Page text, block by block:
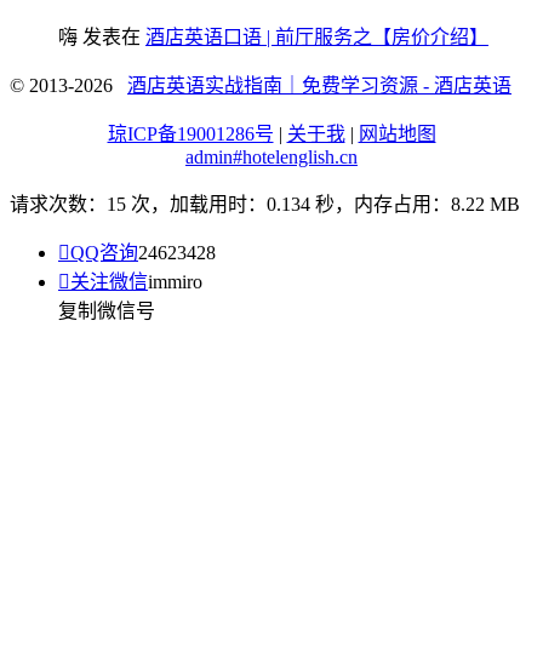
嗨 发表在 酒店英语口语 | 前厅服务之【房价介绍】
© 2013-2026 酒店英语实战指南｜免费学习资源 - 酒店英语
琼ICP备19001286号 | 关于我 | 网站地图
admin#hotelenglish.cn
请求次数：15 次，加载用时：0.134 秒，内存占用：8.22 MB
QQ咨询24623428
关注微信immiro
复制微信号